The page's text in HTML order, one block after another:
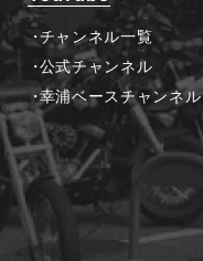
チャンネル一覧
公式チャンネル
幸浦ベースチャンネル